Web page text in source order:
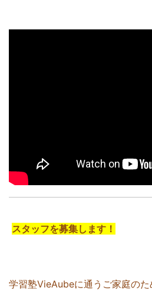
スタッフを募集します！
学習塾VieAubeに通うご家庭のた